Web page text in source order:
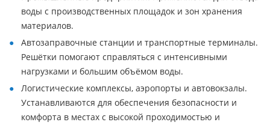
воды с производственных площадок и зон хранения
материалов.
Автозаправочные станции и транспортные терминалы.
Решётки помогают справляться с интенсивными
нагрузками и большим объёмом воды.
Логистические комплексы, аэропорты и автовокзалы.
Устанавливаются для обеспечения безопасности и
комфорта в местах с высокой проходимостью и